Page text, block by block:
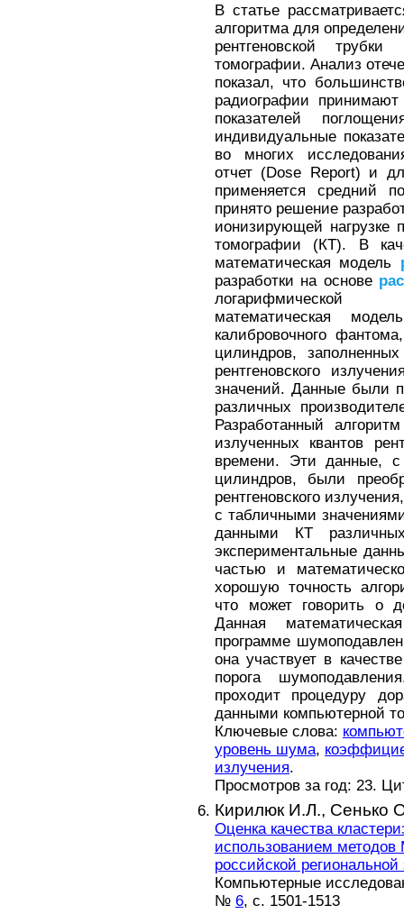
В статье
алгоритма для
рентгеновской
томографии. Анализ
показал, что
радиографии
показателей
индивидуальные
во многих
отчет (Dose Report) и
применяется средний
принято решение
ионизирующей нагрузке
томографии (КТ). В
математическая модель
разработки на основе
логарифмической
математическая
калибровочного
цилиндров,
рентгеновского
значений. Данные были
различных
Разработанный
излученных квантов
времени. Эти данные,
цилиндров, были
рентгеновского
с табличными
данными КТ
экспериментальные
частью и
хорошую точность
что может говорить о
Данная
программе
она участвует в
порога
проходит процедуру
данными компьютерной
Ключевые слова:
уровень шума,
излучения.
Просмотров за год: 23.
Кирилюк И.Л., Сенько
Оценка качества
использованием
российской
Компьютерные
№ 6, с. 1501-1513